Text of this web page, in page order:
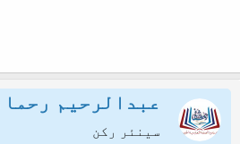
عبدالرحیم
سینئر رکن